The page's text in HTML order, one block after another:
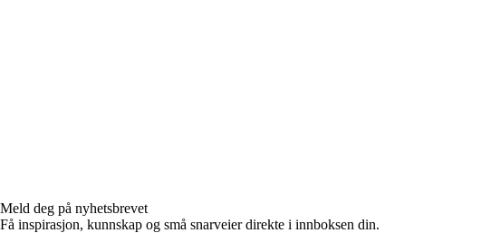
Meld deg på nyhetsbrevet
Få inspirasjon, kunnskap og små snarveier direkte i innboksen din.